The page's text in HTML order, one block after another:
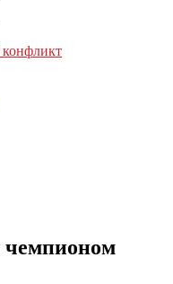
конфликт
чемпионом